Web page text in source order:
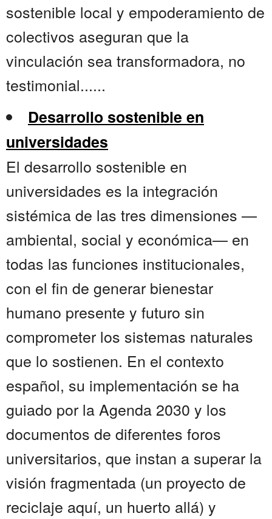
sostenible local y empoderamiento de
colectivos aseguran que la
vinculación sea transformadora, no
testimonial......
Desarrollo sostenible en
universidades
El desarrollo sostenible en
universidades es la integración
sistémica de las tres dimensiones —
ambiental, social y económica— en
todas las funciones institucionales,
con el fin de generar bienestar
humano presente y futuro sin
comprometer los sistemas naturales
que lo sostienen. En el contexto
español, su implementación se ha
guiado por la Agenda 2030 y los
documentos de diferentes foros
universitarios, que instan a superar la
visión fragmentada (un proyecto de
reciclaje aquí, un huerto allá) y